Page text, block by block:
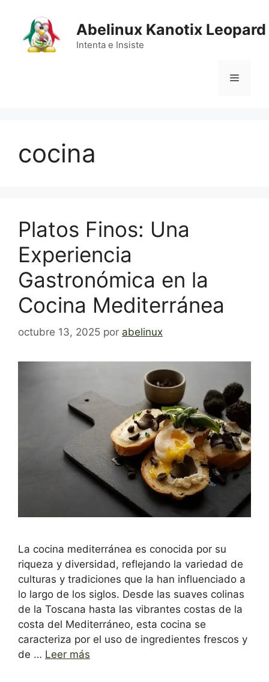
contenido
Abelinux Kanotix Leopard
Intenta e Insiste
Menú
cocina
Platos Finos: Una
Experiencia
Gastronómica en la
Cocina Mediterránea
octubre 13, 2025 por abelinux
La cocina mediterránea es conocida por su
riqueza y diversidad, reflejando la variedad de
culturas y tradiciones que la han influenciado a
lo largo de los siglos. Desde las suaves colinas
de la Toscana hasta las vibrantes costas de la
costa del Mediterráneo, esta cocina se
caracteriza por el uso de ingredientes frescos y
de … Leer más